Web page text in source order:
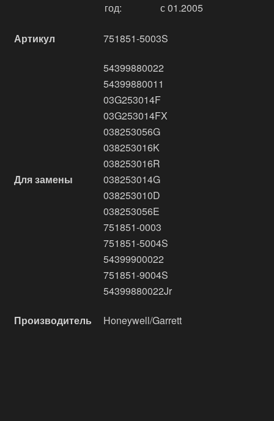
год: с 01.2005
Артикул 751851-5003S
Для замены
54399880022
54399880011
03G253014F
03G253014FX
038253056G
038253016K
038253016R
038253014G
038253010D
038253056E
751851-0003
751851-5004S
54399900022
751851-9004S
54399880022Jr
Производитель Honeywell/Garrett